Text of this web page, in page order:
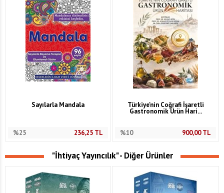
Sayılarla Mandala
%25 236,25TL
Türkiye'nin Coğrafi İşaretli
Gastronomik Ürün Hari...
%10 900,00TL
"İhtiyaç Yayıncılık" - Diğer Ürünler